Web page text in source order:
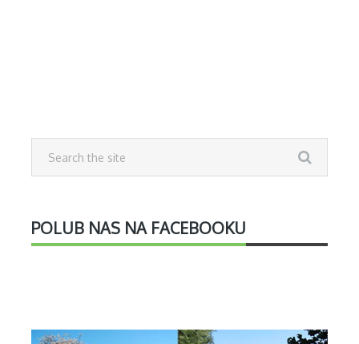
POLUB NAS NA FACEBOOKU